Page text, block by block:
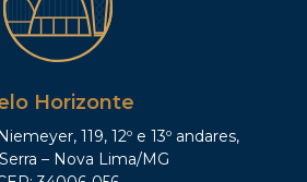
Horizonte
119, 12º e 13º andares,
– Nova Lima/MG